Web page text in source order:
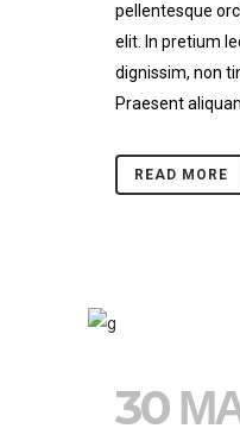
pellentesque
elit. In pretium
dignissim, non
Praesent
READ MORE
30